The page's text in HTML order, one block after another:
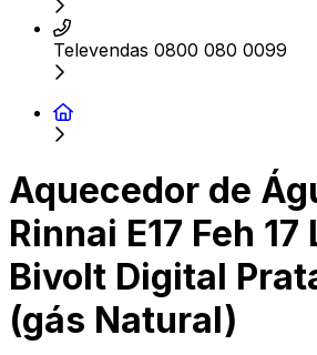
Televendas 0800 080 0099
Aquecedor de
Rinnai E17 Feh
Bivolt Digital
(gás Natural)